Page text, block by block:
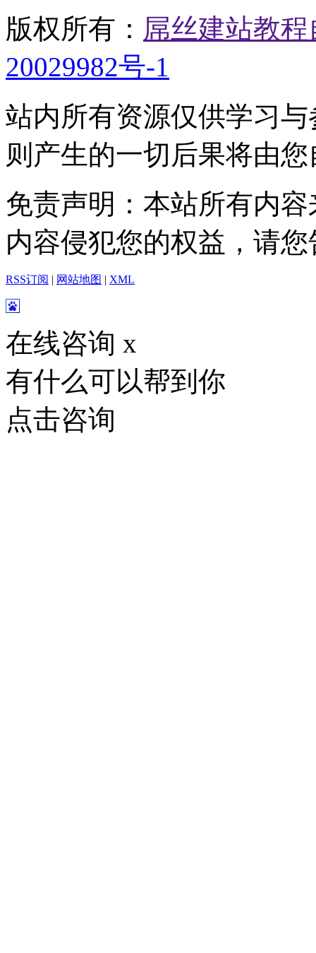
版权所有： 屌丝建站教
20029982号-1
站内所有资源仅供学习
则产生的一切后果将由
免责声明：本站所有内
内容侵犯您的权益，请
RSS订阅 | 网站地图 | XML
在线咨询 x
有什么可以帮到你
点击咨询